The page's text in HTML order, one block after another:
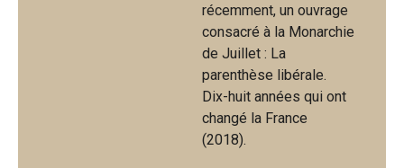
récemment, un ouvrage
consacré à la Monarchie
de Juillet : La
parenthèse libérale.
Dix-huit années qui ont
changé la France
(2018).